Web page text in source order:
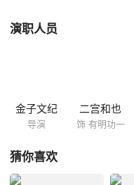
演职人员
金子文纪
导演
二宫和也
饰 有明功一
猜你喜欢